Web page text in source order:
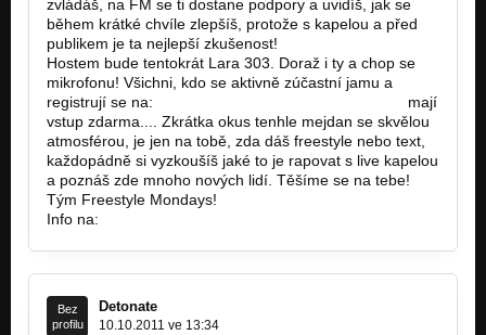
zvládáš, na FM se ti dostane podpory a uvidíš, jak se
během krátké chvíle zlepšíš, protože s kapelou a před
publikem je ta nejlepší zkušenost!
Hostem bude tentokrát Lara 303. Doraž i ty a chop se
mikrofonu! Všichni, kdo se aktivně zúčastní jamu a
registrují se na:
mají
vstup zdarma.... Zkrátka okus tenhle mejdan se skvělou
atmosférou, je jen na tobě, zda dáš freestyle nebo text,
každopádně si vyzkoušíš jaké to je rapovat s live kapelou
a poznáš zde mnoho nových lidí. Těšíme se na tebe!
Tým Freestyle Mondays!
Info na:
Bez
profilu
Detonate
10.10.2011 ve 13:34